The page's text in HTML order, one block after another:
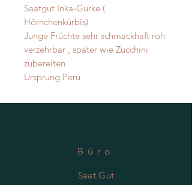
Saatgut Inka-Gurke (
Hörnchenkürbis)
Junge Früchte sehr schmackhaft roh
verzehrbar , später wie Zucchini
zubereiten
Ursprung Peru
Büro
Saat.Gut